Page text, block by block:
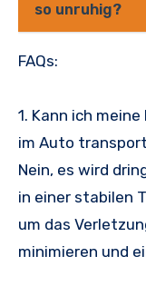
so unruhig?
FAQs:
1. Kann ich
im Auto
Nein, es wird
in einer stabilen
um das
minimieren und